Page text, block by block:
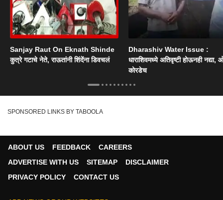
Sanjay Raut On Eknath Shinde
कुत्रे गटाचे नेते, राऊतांनी शिंदेंना डिवचलं
Dharashiv Water Issue :
धाराशिवमध्ये अतिवृष्टी होऊनही नद्या,
कोरडेच
SPONSORED LINKS BY TABOOLA
ABOUT US FEEDBACK
CAREERS
ADVERTISE WITH US
SITEMAP
DISCLAIMER
PRIVACY POLICY
CONTACT US